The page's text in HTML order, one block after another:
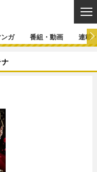
ガ 番組・動画 連載